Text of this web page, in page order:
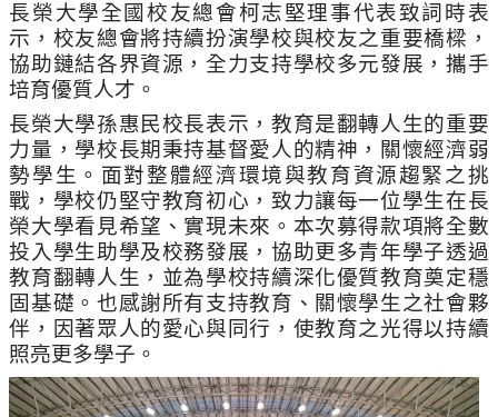
長榮大學全國校友總會柯志堅理事代表致詞時表
示，校友總會將持續扮演學校與校友之重要橋樑，
協助鏈結各界資源，全力支持學校多元發展，攜手
培育優質人才。
長榮大學孫惠民校長表示，教育是翻轉人生的重要
力量，學校長期秉持基督愛人的精神，關懷經濟弱
勢學生。面對整體經濟環境與教育資源趨緊之挑
戰，學校仍堅守教育初心，致力讓每一位學生在長
榮大學看見希望、實現未來。本次募得款項將全數
投入學生助學及校務發展，協助更多青年學子透過
教育翻轉人生，並為學校持續深化優質教育奠定穩
固基礎。也感謝所有支持教育、關懷學生之社會夥
伴，因著眾人的愛心與同行，使教育之光得以持續
照亮更多學子。